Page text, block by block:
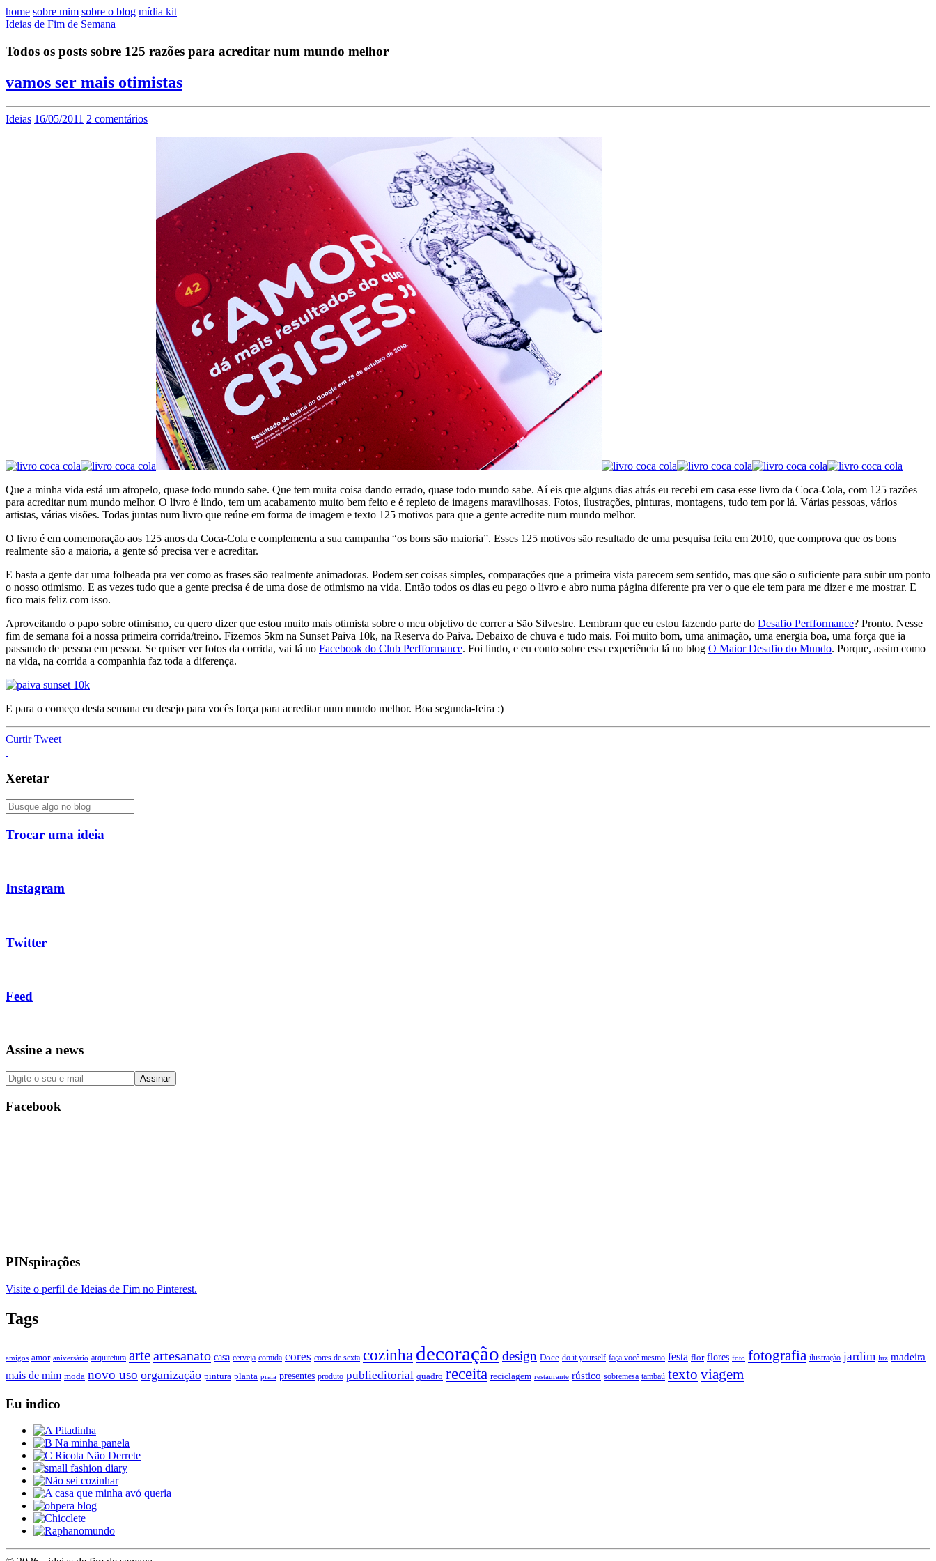
home sobre mim sobre o blog mídia kit
Ideias de Fim de Semana
Todos os posts sobre 125 razões para acreditar num mundo melhor
vamos ser mais otimistas
Ideias 16/05/2011 2 comentários
Que a minha vida está um atropelo, quase todo mundo sabe. Que tem muita coisa dando errado, quase todo mundo sabe. Aí eis que alguns dias atrás eu recebi em casa esse livro da Coca-Cola, com 125 razões
para acreditar num mundo melhor. O livro é lindo, tem um acabamento muito bem feito e é repleto de imagens maravilhosas. Fotos, ilustrações, pinturas, montagens, tudo tem por lá. Várias pessoas, vários
artistas, várias visões. Todas juntas num livro que reúne em forma de imagem e texto 125 motivos para que a gente acredite num mundo melhor.
O livro é em comemoração aos 125 anos da Coca-Cola e complementa a sua campanha “os bons são maioria”. Esses 125 motivos são resultado de uma pesquisa feita em 2010, que comprova que os bons
realmente são a maioria, a gente só precisa ver e acreditar.
E basta a gente dar uma folheada pra ver como as frases são realmente animadoras. Podem ser coisas simples, comparações que a primeira vista parecem sem sentido, mas que são o suficiente para subir um ponto
o nosso otimismo. E as vezes tudo que a gente precisa é de uma dose de otimismo na vida. Então todos os dias eu pego o livro e abro numa página diferente pra ver o que ele tem para me dizer e me mostrar. E
fico mais feliz com isso.
Aproveitando o papo sobre otimismo, eu quero dizer que estou muito mais otimista sobre o meu objetivo de correr a São Silvestre. Lembram que eu estou fazendo parte do Desafio Perfformance? Pronto. Nesse
fim de semana foi a nossa primeira corrida/treino. Fizemos 5km na Sunset Paiva 10k, na Reserva do Paiva. Debaixo de chuva e tudo mais. Foi muito bom, uma animação, uma energia boa, uma força que ia
passando de pessoa em pessoa. Se quiser ver fotos da corrida, vai lá no Facebook do Club Perfformance. Foi lindo, e eu conto sobre essa experiência lá no blog O Maior Desafio do Mundo. Porque, assim como
na vida, na corrida a companhia faz toda a diferença.
E para o começo desta semana eu desejo para vocês força para acreditar num mundo melhor. Boa segunda-feira :)
Curtir Tweet
Xeretar
Trocar uma ideia
Instagram
Twitter
Feed
Assine a news
Facebook
PINspirações
Visite o perfil de Ideias de Fim no Pinterest.
Tags
amigos amor aniversário arquitetura arteartesanato casa cerveja comida cores cores de sexta cozinha decoração design Doce do it yourself faça você mesmo festa flor flores foto fotografia ilustração jardim luz madeira
mais de mim moda novo uso organização pintura planta praia presentes produto publieditorial quadro receita reciclagem restaurante rústico sobremesa tambaú texto viagem
Eu indico